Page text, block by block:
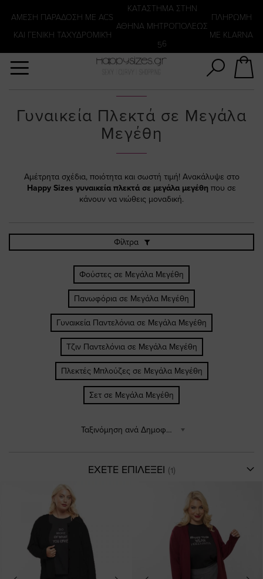
ΑΜΕΣΗ ΠΑΡΑΔΟΣΗ ΜΕ ACS
ΚΑΙ ΓΕΝΙΚΗ ΤΑΧΥΔΡΟΜΙΚΉ
KATΑΣΤΗΜΑ ΣΤΗΝ
ΑΘΗΝΑ ΜΗΤΡΟΠΟΛΕΩΣ
56
ΠΛΗΡΩΜΗ
ΜΕ KLARNA
Γυναικεία Πλεκτά σε Μεγάλα
Μεγέθη
Αμέτρητα σχέδια, ποιότητα και σωστή τιμή! Ανακάλυψε στο
Happy Sizes γυναικεία πλεκτά σε μεγάλα μεγέθη που σε
κάνουν να νιώθεις μοναδική.
Φίλτρα
Φούστες σε Μεγάλα Μεγέθη
Πανωφόρια σε Μεγάλα Μεγέθη
Γυναικεία Παντελόνια σε Μεγάλα Μεγέθη
Τζιν Παντελόνια σε Μεγάλα Μεγέθη
Πλεκτές Μπλούζες σε Μεγάλα Μεγέθη
Σετ σε Μεγάλα Μεγέθη
Ταξινόμηση ανά Δημοφιλέστερα
ΕΧΕΤΕ ΕΠΙΛΕΞΕΙ
Αναζήτηση